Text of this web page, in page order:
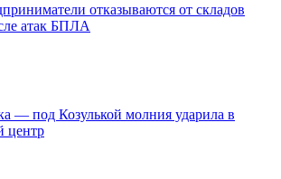
отказываются от складов
атак БПЛА
— под Козулькой молния ударила в
центр